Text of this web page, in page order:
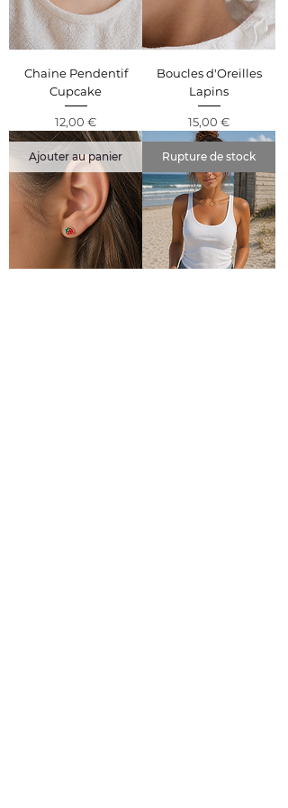
Chaine Pendentif
Cupcake
Prix
12,00 €
Boucles d'Oreilles
Lapins
Prix
15,00 €
Ajouter au panier Rupture de stock